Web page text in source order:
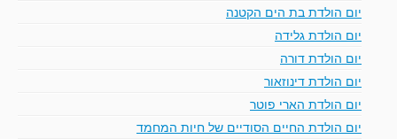
יום הולדת בת הים הקטנה
יום הולדת גלידה
יום הולדת דורה
יום הולדת דינוזאור
יום הולדת הארי פוטר
יום הולדת החיים הסודיים של חיות המחמד